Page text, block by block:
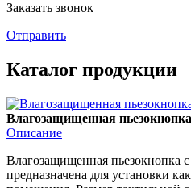
Заказать звонок
Отправить
Каталог продукции
Влагозащищенная
Описание
Влагозащищенная пьезокнопка
предназначена для установки